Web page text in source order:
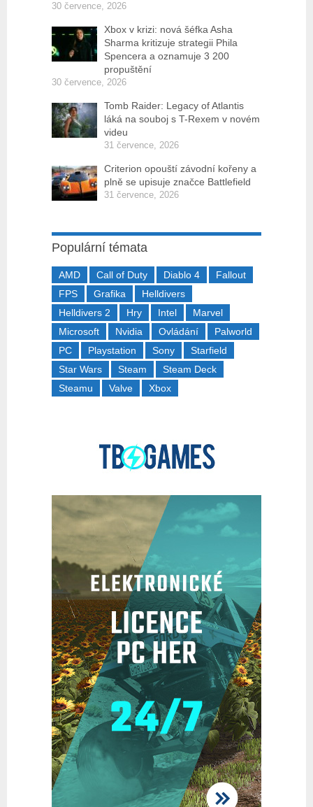
30 července, 2026
Xbox v krizi: nová šéfka Asha
Sharma kritizuje strategii Phila
Spencera a oznamuje 3 200
propuštění
30 července, 2026
Tomb Raider: Legacy of Atlantis
láká na souboj s T-Rexem v novém
videu
31 července, 2026
Criterion opouští závodní kořeny a
plně se upisuje značce Battlefield
31 července, 2026
Populární témata
AMD Call of Duty Diablo 4
Fallout
FPS
Grafika
Helldivers
Helldivers 2
Hry Intel
Marvel
Microsoft
Nvidia Ovládání
Palworld
PC
Playstation Sony
Starfield
Star Wars
Steam
Steam Deck
Steamu
Valve Xbox